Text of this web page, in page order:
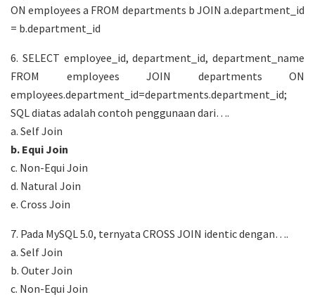
ON employees a FROM departments b JOIN a.department_id
= b.department_id
6. SELECT employee_id, department_id, department_name
FROM employees JOIN departments ON
employees.department_id=departments.department_id;
SQL diatas adalah contoh penggunaan dari….
a. Self Join
b. Equi Join
c. Non-Equi Join
d. Natural Join
e. Cross Join
7. Pada MySQL 5.0, ternyata CROSS JOIN identic dengan….
a. Self Join
b. Outer Join
c. Non-Equi Join